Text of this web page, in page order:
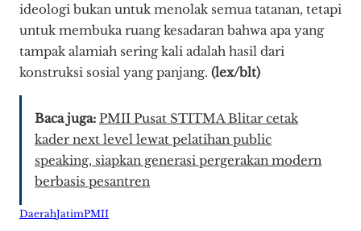
ideologi bukan untuk menolak semua tatanan, tetapi
untuk membuka ruang kesadaran bahwa apa yang
tampak alamiah sering kali adalah hasil dari
konstruksi sosial yang panjang. (lex/blt)
Baca juga: PMII Pusat STITMA Blitar cetak
kader next level lewat pelatihan public
speaking, siapkan generasi pergerakan modern
berbasis pesantren
DaerahJatimPMII